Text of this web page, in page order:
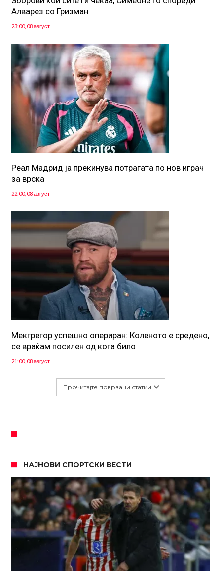
Алварез со Гризман
23:00, 08 август
Реал Мадрид ја прекинува потрагата по нов играч
за врска
22:00, 08 август
Мекгрегор успешно опериран: Коленото е средено,
се враќам посилен од кога било
21:00, 08 август
Прочитајте поврзани статии
НАЈНОВИ СПОРТСКИ ВЕСТИ